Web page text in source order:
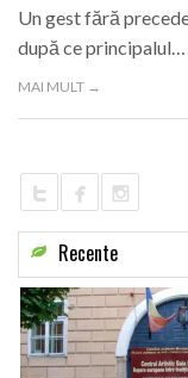
SPECIAL
POLITIC
Un gest fără
după ce principalul…
MAI MULT →
Recente